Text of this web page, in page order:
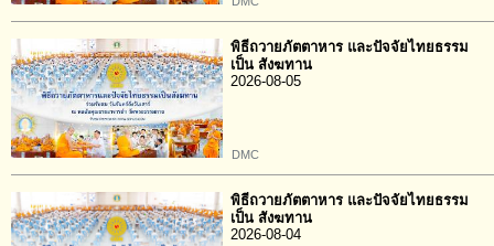
พิธีถวายภัตตาหาร และปัจจัยไทยธรรม
เป็น สังฆทาน
2026-08-05
DMC
พิธีถวายภัตตาหาร และปัจจัยไทยธรรม
เป็น สังฆทาน
2026-08-04